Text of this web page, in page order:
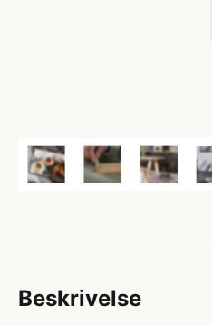
Beskrivelse